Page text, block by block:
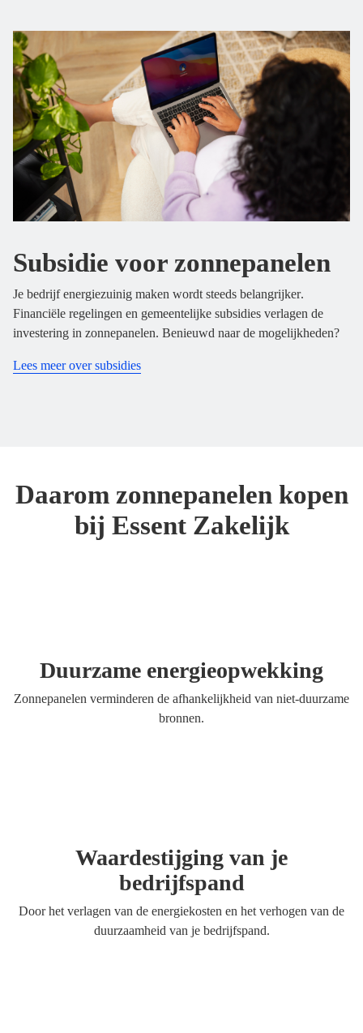
Subsidie voor zonnepanelen
Je bedrijf energiezuinig maken wordt steeds belangrijker.
Financiële regelingen en gemeentelijke subsidies verlagen de
investering in zonnepanelen. Benieuwd naar de mogelijkheden?
Lees meer over subsidies
Daarom zonnepanelen kopen
bij Essent Zakelijk
Duurzame energieopwekking
Zonnepanelen verminderen de afhankelijkheid van niet-duurzame
bronnen.
Waardestijging van je
bedrijfspand
Door het verlagen van de energiekosten en het verhogen van de
duurzaamheid van je bedrijfspand.